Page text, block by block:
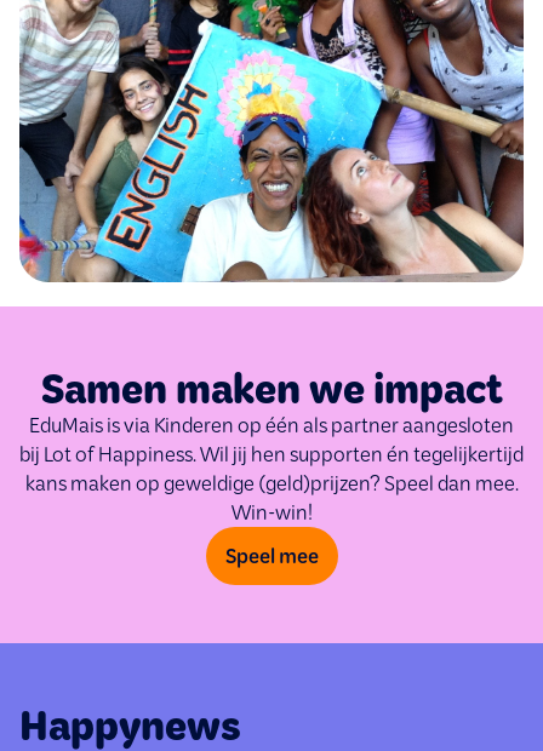
Samen maken we impact
EduMais is via Kinderen op één als partner aangesloten
bij Lot of Happiness. Wil jij hen supporten én tegelijkertijd
kans maken op geweldige (geld)prijzen? Speel dan mee.
Win-win!
Speel mee
Happynews